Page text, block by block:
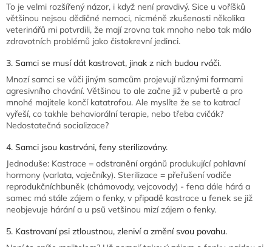
To je velmi rozšířený názor, i když není pravdivý. Sice u voříšků
většinou nejsou dědičné nemoci, nicméně zkušenosti několika
veterinářů mi potvrdili, že mají zrovna tak mnoho nebo tak málo
zdravotních problémů jako čistokrevní jedinci.
3. Samci se musí dát kastrovat, jinak z nich budou rváči.
Mnozí samci se vůči jiným samcům projevují různými formami
agresivního chování. Většinou to ale začne již v pubertě a pro
mnohé majitele končí katatrofou. Ale myslíte že se to katrací
vyřeší, co takhle behaviorální terapie, nebo třeba cvičák?
Nedostatečná socializace?
4. Samci jsou kastrváni, feny sterilizovány.
Jednoduše: Kastrace = odstranění orgánů produkující pohlavní
hormony (varlata, vaječníky). Sterilizace = přeřušení vodiče
reprodukčníchbuněk (chámovody, vejcovody) - fena dále hárá a
samec má stále zájem o fenky, v připadě kastrace u fenek se již
neobjevuje hárání a u psů vetšinou mizí zájem o fenky.
5. Kastrovaní psi ztloustnou, zleniví a změní svou povahu.